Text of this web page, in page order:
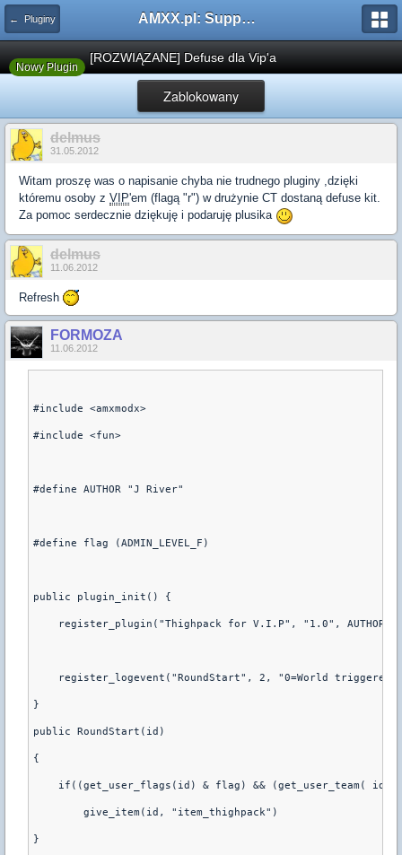
← Pluginy AMXX.pl: Support AMX Mod X i SourceMod
Nowy Plugin
[ROZWIĄZANE] Defuse dla Vip'a
Zablokowany
delmus
31.05.2012
Witam proszę was o napisanie chyba nie trudnego pluginy ,dzięki
któremu osoby z VIP'em (flagą "r") w drużynie CT dostaną defuse kit.
Za pomoc serdecznie dziękuję i podaruję plusika
delmus
11.06.2012
Refresh
FORMOZA
11.06.2012
#include <amxmodx>
#include <fun>
#define AUTHOR "J River"
#define flag (ADMIN_LEVEL_F)
public plugin_init() {
    register_plugin("Thighpack for V.I.P", "1.0", AUTHOR)
register_logevent("RoundStart", 2, "0=World
}
public RoundStart(id)
{
if((get_user_flags(id) & flag) && (get_user_team( id )
        give_item(id, "item_thighpack")
}